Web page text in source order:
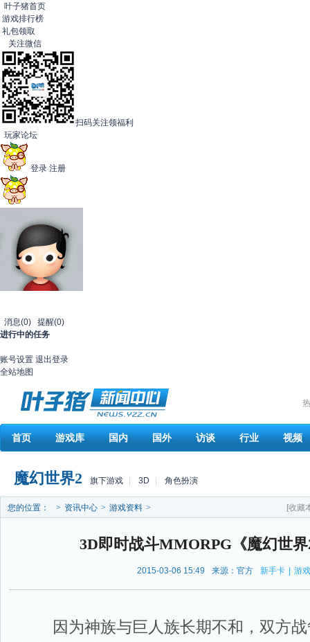
叶子猪首页
游戏排行榜
礼包领取
关注微信
扫码关注领福利
玩家论坛
登录 注册
消息(0) 提醒(0)
进行中的任务
账号设置 退出登录
全站地图
首页 游戏库 国内 国外 访谈 行业 视频
魔幻世界2 旗下游戏 3D 角色扮演
您的位置： > 资讯中心 > 游戏资料 > [收藏
3D即时战斗MMORPG《魔幻世
2015-03-06 15:49 来源：官方 新手卡 游
因为神族与巨人族长期不和，双方战